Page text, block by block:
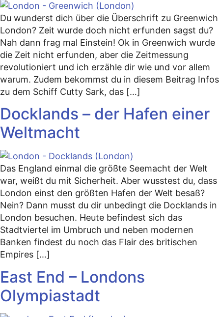
Du wunderst dich über die Überschrift zu Greenwich
London? Zeit wurde doch nicht erfunden sagst du?
Nah dann frag mal Einstein! Ok in Greenwich wurde
die Zeit nicht erfunden, aber die Zeitmessung
revolutioniert und ich erzähle dir wie und vor allem
warum. Zudem bekommst du in diesem Beitrag Infos
zu dem Schiff Cutty Sark, das […]
Docklands – der Hafen einer
Weltmacht
Das England einmal die größte Seemacht der Welt
war, weißt du mit Sicherheit. Aber wusstest du, dass
London einst den größten Hafen der Welt besaß?
Nein? Dann musst du dir unbedingt die Docklands in
London besuchen. Heute befindest sich das
Stadtviertel im Umbruch und neben modernen
Banken findest du noch das Flair des britischen
Empires […]
East End – Londons
Olympiastadt